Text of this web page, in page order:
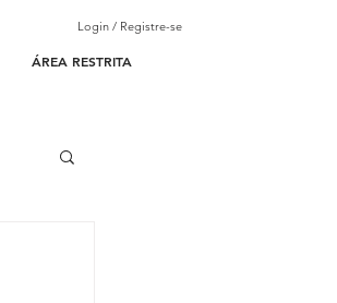
ÁREA RESTRITA
Login / Registre-se